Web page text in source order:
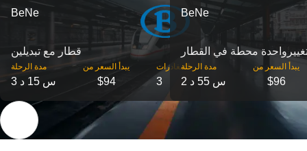
BeNe
قطار مع تبديلين
مدة الرحلة
3 س 15 د
‎يبدأ السعر من
$94
‎المغادرات
3
BeNe
محطة في القطار
مدة الرحلة
2 س 55 د
‎يبدأ السعر من
$96